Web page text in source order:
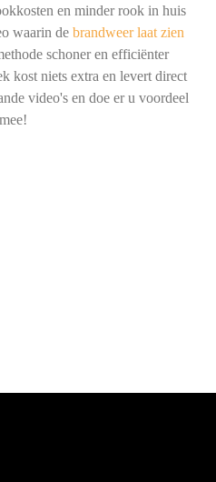
en minder rook in huis
waarin de brandweer laat zien
schoner en efficiënter
kost niets extra en levert direct
video's en doe er u voordeel
mee!